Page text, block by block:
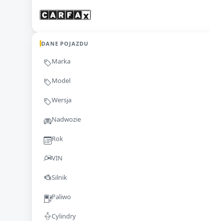
DANE POJAZDU
Marka
Model
Wersja
Nadwozie
Rok
VIN
Silnik
Paliwo
Cylindry